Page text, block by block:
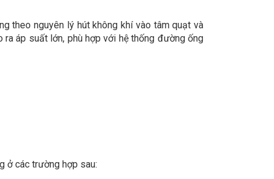
theo nguyên lý hút không khí vào tâm quạt và
áp suất lớn, phù hợp với hệ thống đường ống
ở các trường hợp sau: